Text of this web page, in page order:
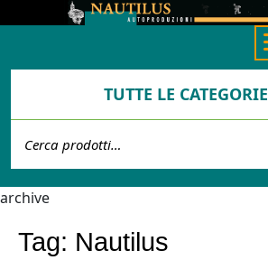
TUTTE LE CATEGORIE
Cart
archive
Tag: Nautilus